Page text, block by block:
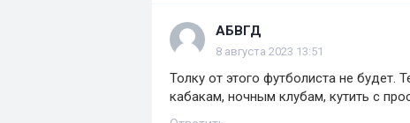
АБВГД
8 августа 2023 13:51
Толку от этого футболиста не будет.
кабакам, ночным клубам, кутить с